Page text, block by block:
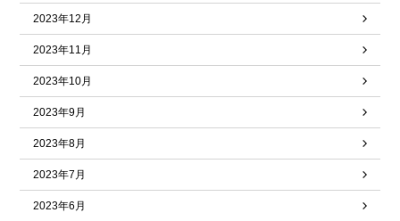
2023年12月
2023年11月
2023年10月
2023年9月
2023年8月
2023年7月
2023年6月